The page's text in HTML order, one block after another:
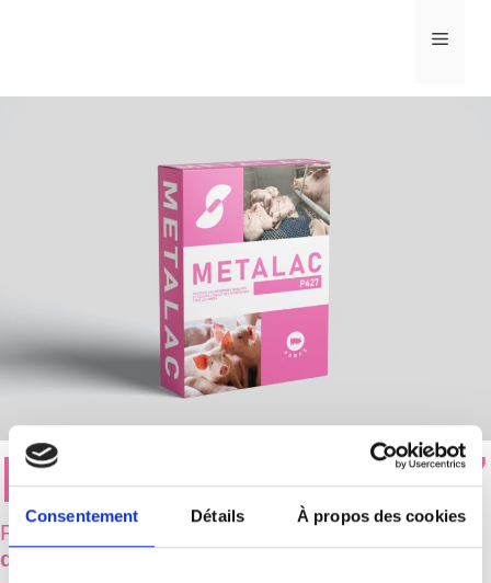
Consentement Détails À propos des cookies
METALAC P427
Reduce the impact of mycotoxins
& prevent
digestive disorders